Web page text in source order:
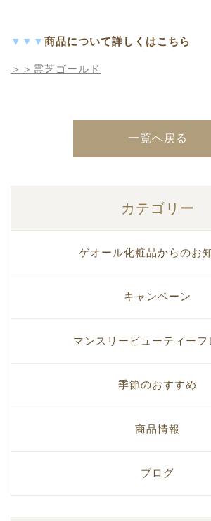
▼▼▼ 商品について詳しくはこちら
＞＞ 霊芝ゴールド
一覧へ戻る
カテゴリー
ゲオール化粧品からのお
キャンペーン
マンスリービューティーフ
季節のおすすめ
商品情報
ブログ